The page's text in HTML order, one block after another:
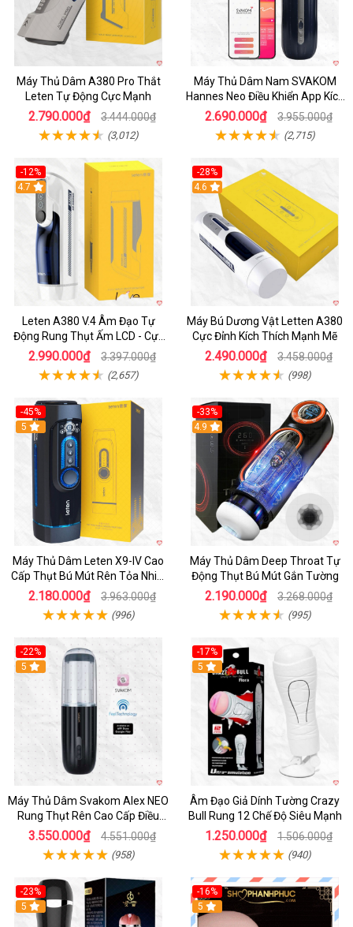
Máy Thủ Dâm A380 Pro Thắt
Leten Tự Động Cực Mạnh
2.790.000₫ 3.444.000₫
(3,012)
Máy Thủ Dâm Nam SVAKOM
Hannes Neo Điều Khiển App Kích
Thích
2.690.000₫ 3.955.000₫
(2,715)
-12%
Hot
4.7
Leten A380 V.4 Âm Đạo Tự
Động Rung Thụt Ấm LCD - Cực
Phê
2.990.000₫ 3.397.000₫
(2,657)
-28%
Hot
4.6
Máy Bú Dương Vật Letten A380
Cực Đỉnh Kích Thích Mạnh Mẽ
2.490.000₫ 3.458.000₫
(998)
-45%
Hot
5
Máy Thủ Dâm Leten X9-IV Cao
Cấp Thụt Bú Mút Rên Tỏa Nhiệt
Sạc Pin
2.180.000₫ 3.963.000₫
(996)
-33%
Hot
4.9
Máy Thủ Dâm Deep Throat Tự
Động Thụt Bú Mút Gắn Tường
2.190.000₫ 3.268.000₫
(995)
-22%
5
Máy Thủ Dâm Svakom Alex NEO
Rung Thụt Rên Cao Cấp Điều
Khiển App
3.550.000₫ 4.551.000₫
(958)
-17%
5
Âm Đạo Giả Dính Tường Crazy
Bull Rung 12 Chế Độ Siêu Mạnh
1.250.000₫ 1.506.000₫
(940)
-23%
5
-16%
5